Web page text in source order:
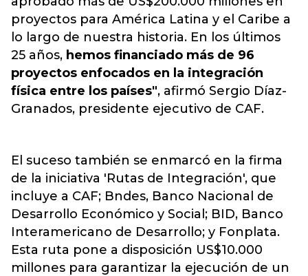
proyectos para América Latina y el Caribe a
lo largo de nuestra historia. En los últimos
25 años, hemos financiado más de 96
proyectos enfocados en la integración
física entre los países", afirmó Sergio Díaz-
Granados, presidente ejecutivo de CAF.
El suceso también se enmarcó en la firma
de la iniciativa 'Rutas de Integración', que
incluye a CAF; Bndes, Banco Nacional de
Desarrollo Económico y Social; BID, Banco
Interamericano de Desarrollo; y Fonplata.
Esta ruta pone a disposición US$10.000
millones para garantizar la ejecución de un